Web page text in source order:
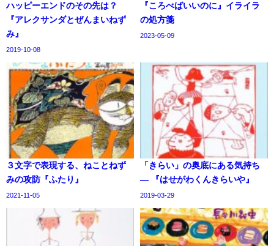
ハッピーエンドのその先は？
『アレクサンダとぜんまいねず
み』
2019-10-08
『ころべばいいのに』イライラ
の処方箋
2023-05-09
３文字で表現する、ねことねず
みの攻防『ふたり』
2021-11-05
「きらい」の奥底にある気持ち
― 『はせがわくんきらいや』
2019-03-29